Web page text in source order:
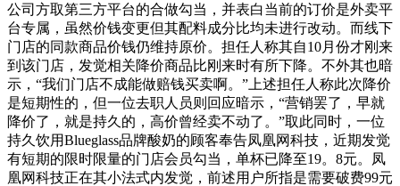
公司方取第三方平台的合做勾当，并表白当前的订价是外卖平
台专属，虽然价钱变更但其配料成分比均未进行改动。而线下
门店的同款商品价钱仍维持原价。担任人称其自10月份才刚来
到该门店，发觉相关降价商品比刚来时有所下降。不外其也暗
示，“我们门店不成能做赔钱买卖啊。”上述担任人称此次降价
是短期性的，但一位去职人员则回应暗示，“营销罢了，早就
降价了，就是持久的，高价曾经卖不动了。”取此同时，一位
持久饮用Blueglass品牌酸奶的顾客奉告凤凰网科技，近期发觉
有短期的限时限量的门店会员勾当，单杯已降至19。8元。凤
凰网科技正在其小法式内发觉，前述用户所指是需要破费99元